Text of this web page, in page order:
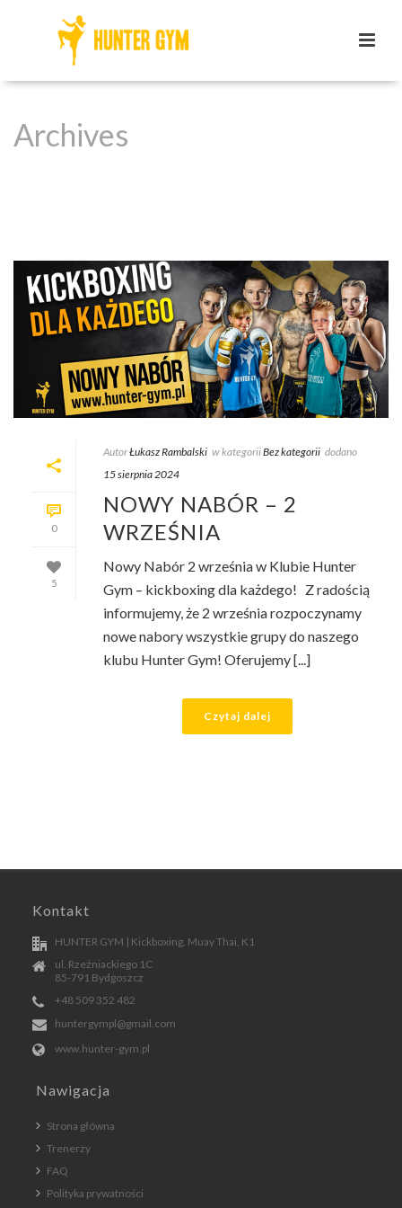
Archives
0
5
AutorŁukasz Rambalski w kategoriiBez kategorii dodano
15 sierpnia 2024
NOWY NABÓR – 2
WRZEŚNIA
Nowy Nabór 2 września w Klubie Hunter
Gym – kickboxing dla każdego! Z radością
informujemy, że 2 września rozpoczynamy
nowe nabory wszystkie grupy do naszego
klubu Hunter Gym! Oferujemy [...]
Czytaj dalej
Kontakt
HUNTER GYM | Kickboxing, Muay Thai, K1
ul. Rzeźniackiego 1C
85-791 Bydgoszcz
+48 509 352 482
huntergympl@gmail.com
www.hunter-gym.pl
Nawigacja
Strona główna
Trenerzy
FAQ
Polityka prywatności